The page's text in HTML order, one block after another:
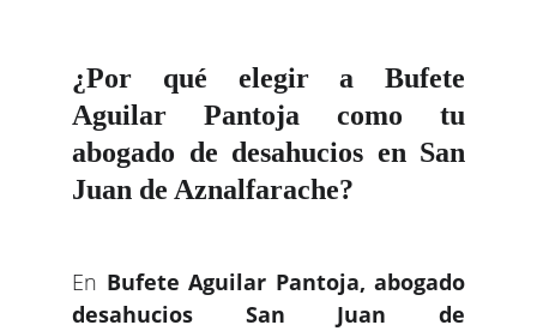
¿Por qué elegir a Bufete
Aguilar Pantoja como tu
abogado de desahucios en San
Juan de Aznalfarache?
En Bufete Aguilar Pantoja, abogado
desahucios San Juan de